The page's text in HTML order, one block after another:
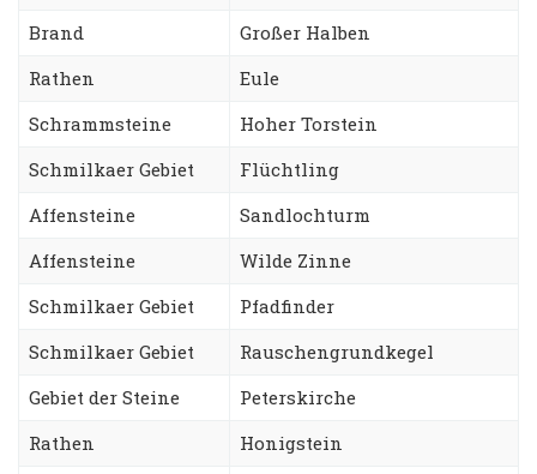
Brand
Großer Halben
Rathen
Eule
Schrammsteine
Hoher Torstein
Schmilkaer Gebiet
Flüchtling
Affensteine
Sandlochturm
Affensteine
Wilde Zinne
Schmilkaer Gebiet
Pfadfinder
Schmilkaer Gebiet
Rauschengrundkegel
Gebiet der Steine
Peterskirche
Rathen
Honigstein